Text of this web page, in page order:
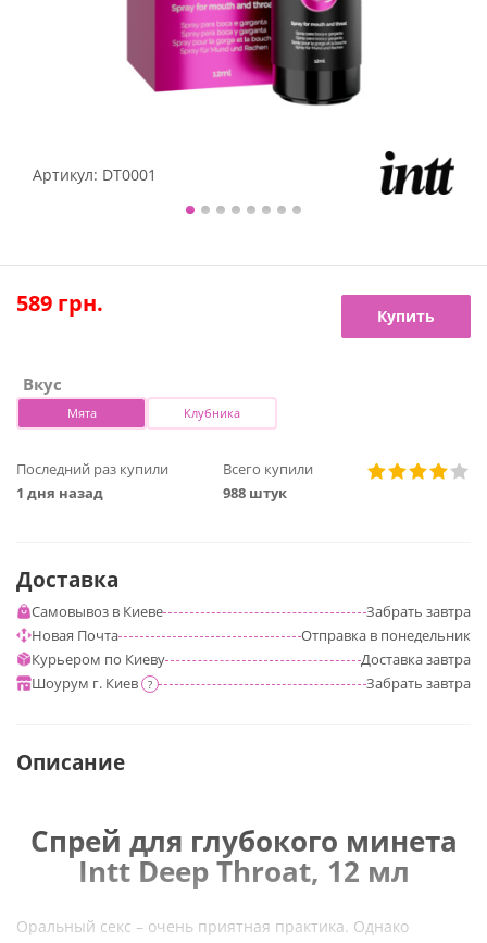
Артикул: DT0001
589 грн. Купить
Вкус
Мята Клубника
Последний раз купили
1 дня назад
Всего купили
988 штук
Доставка
Самовывоз в Киеве Забрать завтра
Новая Почта
Отправка в понедельник
Курьером по Киеву
Доставказавтра
Шоурум г. Киев
? Забрать завтра
Описание
Спрей для глубокого минета
Intt Deep Throat, 12 мл
Оральный секс – очень приятная практика. Однако